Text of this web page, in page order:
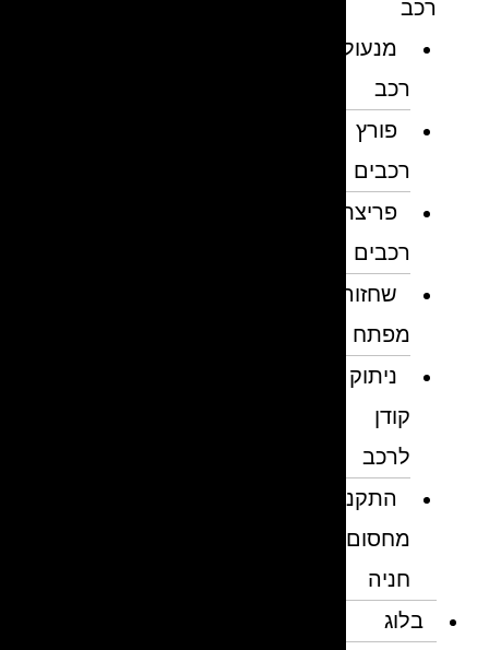
מנעולן
פורץ
רכבים
פריצת
רכבים
שחזור
מפתח
ניתוק
לרכב
התקנת
מחסום
חניה
בלוג